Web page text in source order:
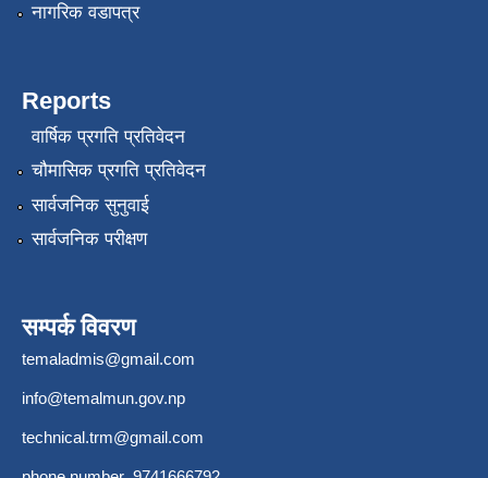
नागरिक वडापत्र
Reports
वार्षिक प्रगति प्रतिवेदन
चौमासिक प्रगति प्रतिवेदन
सार्वजनिक सुनुवाई
सार्वजनिक परीक्षण
सम्पर्क विवरण
temaladmis@gmail.com
info@temalmun.gov.np
technical.trm@gmail.com